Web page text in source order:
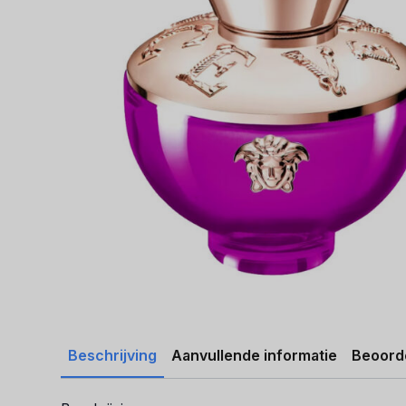
Beschrijving Aanvullende informatie